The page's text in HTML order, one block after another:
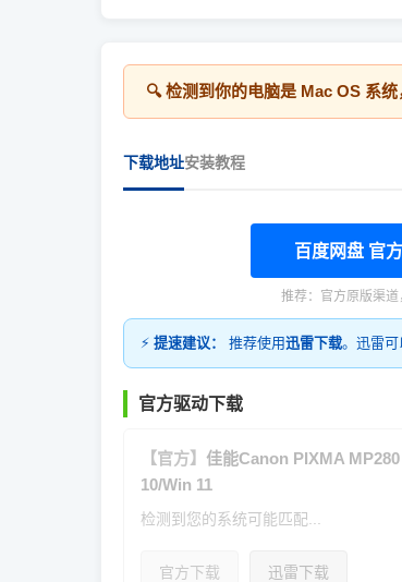
🔍 检测到你的电脑是 Mac OS 系统
下载地址安装教程
百度网盘 官
推荐：官方原版渠
⚡ 提速建议： 推荐使用迅雷下载。迅雷可
官方驱动下载
【官方】 佳能Canon PIXMA
10/Win 11
检测到您的系统可能匹配...
官方下载 迅雷下载